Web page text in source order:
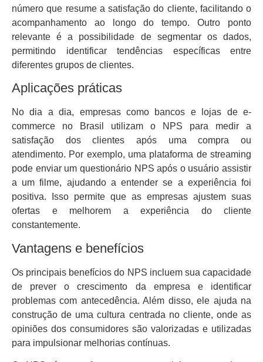
número que resume a satisfação do cliente, facilitando o
acompanhamento ao longo do tempo. Outro ponto
relevante é a possibilidade de segmentar os dados,
permitindo identificar tendências específicas entre
diferentes grupos de clientes.
Aplicações práticas
No dia a dia, empresas como bancos e lojas de e-
commerce no Brasil utilizam o NPS para medir a
satisfação dos clientes após uma compra ou
atendimento. Por exemplo, uma plataforma de streaming
pode enviar um questionário NPS após o usuário assistir
a um filme, ajudando a entender se a experiência foi
positiva. Isso permite que as empresas ajustem suas
ofertas e melhorem a experiência do cliente
constantemente.
Vantagens e benefícios
Os principais benefícios do NPS incluem sua capacidade
de prever o crescimento da empresa e identificar
problemas com antecedência. Além disso, ele ajuda na
construção de uma cultura centrada no cliente, onde as
opiniões dos consumidores são valorizadas e utilizadas
para impulsionar melhorias contínuas.